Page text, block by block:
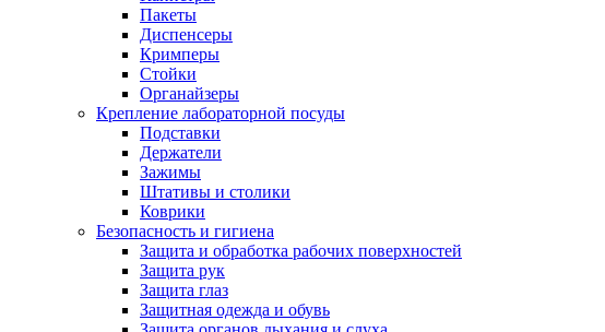
Пакеты
Диспенсеры
Кримперы
Стойки
Органайзеры
Крепление лабораторной посуды
Подставки
Держатели
Зажимы
Штативы и столики
Коврики
Безопасность и гигиена
Защита и обработка рабочих поверхностей
Защита рук
Защита глаз
Защитная одежда и обувь